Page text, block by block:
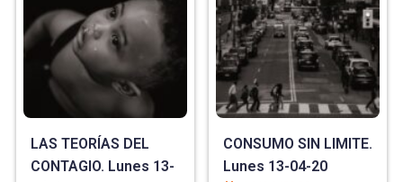
LAS TEORÍAS DEL
CONTAGIO. Lunes 13-
CONSUMO SIN LIMITE.
Lunes 13-04-20